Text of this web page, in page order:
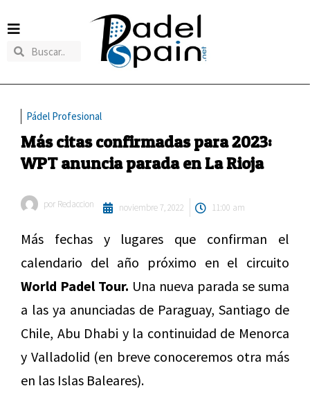
Pádel Profesional
Más citas confirmadas para 2023:
WPT anuncia parada en La Rioja
por Redaccion noviembre 7, 2022 11:00 am
Más fechas y lugares que confirman el
calendario del año próximo en el circuito
World Padel Tour. Una nueva parada se suma
a las ya anunciadas de Paraguay, Santiago de
Chile, Abu Dhabi y la continuidad de Menorca
y Valladolid (en breve conoceremos otra más
en las Islas Baleares).